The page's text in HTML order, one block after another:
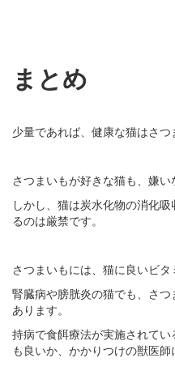
まとめ
少量であれば、健康な猫はさつ
さつまいもが好きな猫も、嫌い
しかし、猫は炭水化物の消化
るのは厳禁です。
さつまいもには、猫に良いビタ
腎臓病や膀胱炎の猫でも、さ
あります。
持病で食餌療法が実施されて
も良いか、かかりつけの獣医師